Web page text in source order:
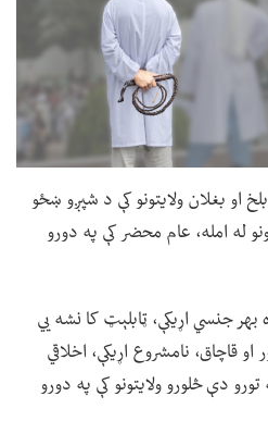
بلخ او بغلان ولایتونو کې د شپږو ښځو
تورونو له امله، عام محضر کې په دورو
جنسي اړیکې، ټابلېټ کا نشه يي
قاچاق، نامشروع اړیکې، اخلاقي
دې څلورو ولایتونو کې په دورو